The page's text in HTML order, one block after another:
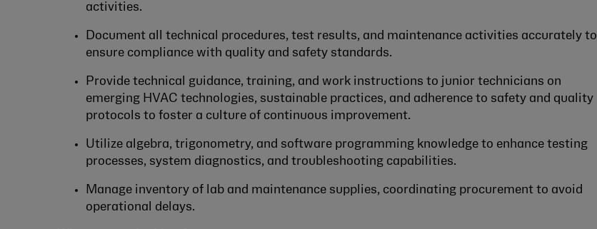
activities.
Document all technical procedures, test results, and maintenance activities accurately to
ensure compliance with quality and safety standards.
Provide technical guidance, training, and work instructions to junior technicians on
emerging HVAC technologies, sustainable practices, and adherence to safety and quality
protocols to foster a culture of continuous improvement.
Utilize algebra, trigonometry, and software programming knowledge to enhance testing
processes, system diagnostics, and troubleshooting capabilities.
Manage inventory of lab and maintenance supplies, coordinating procurement to avoid
operational delays.